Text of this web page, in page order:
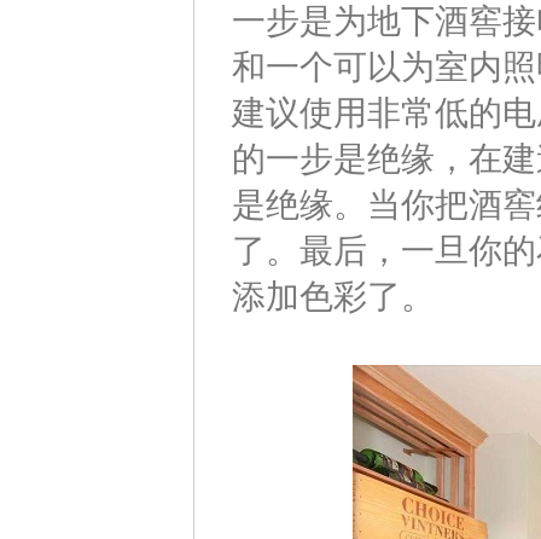
一步是为地下酒窖
和一个可以为室内
建议使用非常低的
的一步是绝缘，在
是绝缘。当你把酒
了。最后，一旦你
添加色彩了。